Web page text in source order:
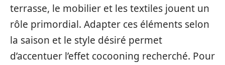
terrasse, le mobilier et les textiles jouent un
rôle primordial. Adapter ces éléments selon
la saison et le style désiré permet
d’accentuer l’effet cocooning recherché. Pour